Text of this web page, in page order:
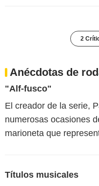
2
Anécdotas de
"Alf-fusco"
El creador de la serie,
numerosas ocasiones
marioneta que
Títulos musicales